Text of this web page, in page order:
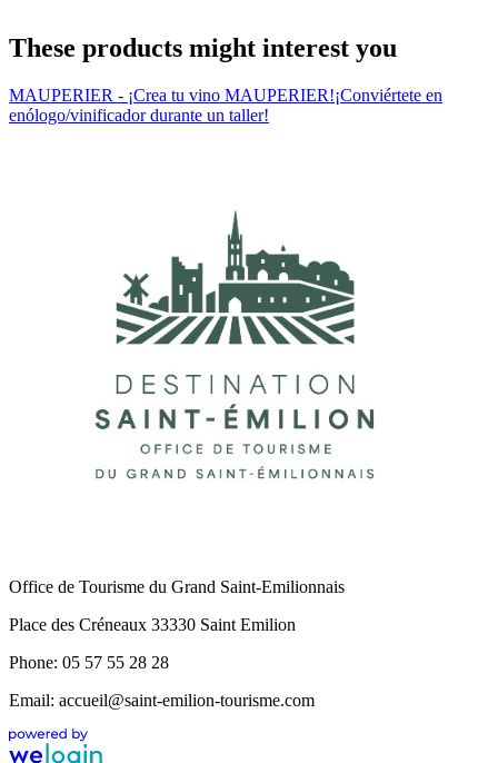
These products might interest you
MAUPERIER - ¡Crea tu vino MAUPERIER!¡Conviértete en
enólogo/vinificador durante un taller!
Office de Tourisme du Grand Saint-Emilionnais
Place des Créneaux 33330 Saint Emilion
Phone: 05 57 55 28 28
Email: accueil@saint-emilion-tourisme.com